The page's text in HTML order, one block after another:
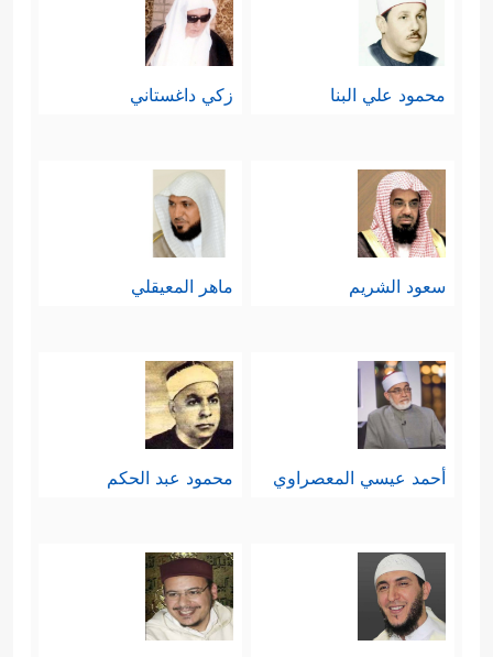
محمود علي البنا زكي داغستاني
سعود الشريم ماهر المعيقلي
أحمد عيسي المعصراوي محمود عبد الحكم